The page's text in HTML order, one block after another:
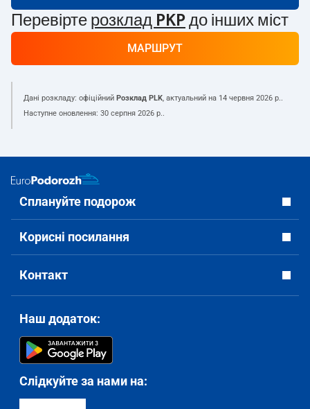
Перевірте розклад PKP до інших міст
МАРШРУТ
Дані розкладу: офіційний Розклад PLK, актуальний на 14 червня 2026 р..
Наступне оновлення: 30 серпня 2026 р..
Сплануйте подорож
Корисні посилання
Контакт
Наш додаток:
Слідкуйте за нами на: